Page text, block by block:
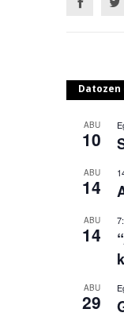
ABU
10
ABU
14
ABU
14
ABU
29